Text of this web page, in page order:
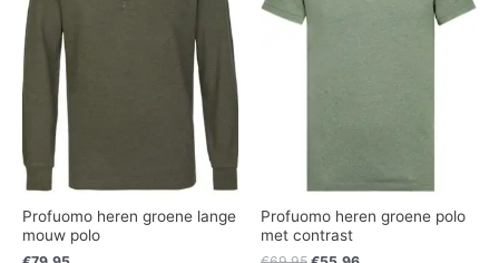
Profuomo heren groene lange
mouw polo
Profuomo heren groene polo
met contrast